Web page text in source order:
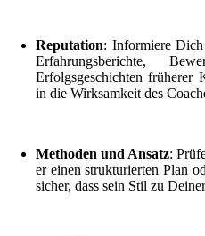
Reputation: Informiere
Erfahrungsberichte,
Erfolgsgeschichten
in die Wirksamkeit des
Methoden und Ansatz:
er einen strukturierten Plan
sicher, dass sein Stil zu